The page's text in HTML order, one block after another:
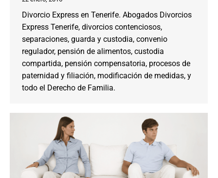
Divorcio Express en Tenerife. Abogados Divorcios
Express Tenerife, divorcios contenciosos,
separaciones, guarda y custodia, convenio
regulador, pensión de alimentos, custodia
compartida, pensión compensatoria, procesos de
paternidad y filiación, modificación de medidas, y
todo el Derecho de Familia.